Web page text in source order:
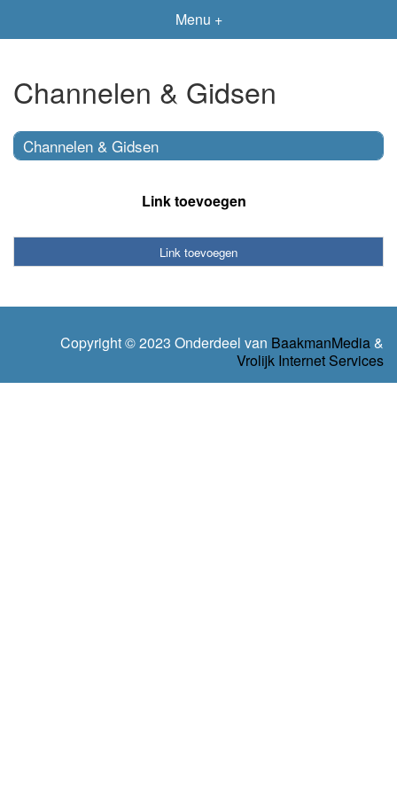
Menu +
Channelen & Gidsen
Channelen & Gidsen
Link toevoegen
Link toevoegen
Copyright © 2023 Onderdeel van BaakmanMedia&
Vrolijk Internet Services